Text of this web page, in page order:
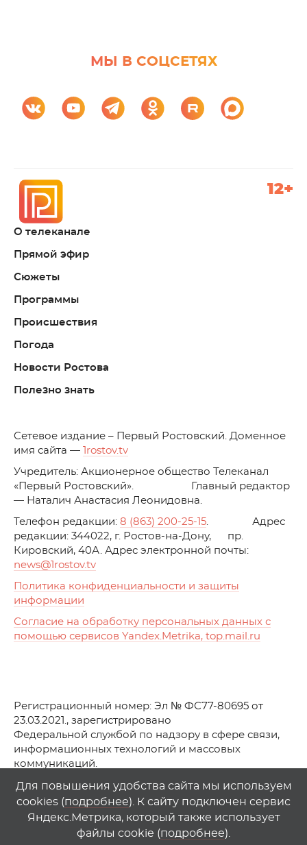
МЫ В СОЦСЕТЯХ
О телеканале
Прямой эфир
Сюжеты
Программы
Происшествия
Погода
Новости Ростова
Полезно знать
12+
Cетевое издание – Первый Ростовский. Доменное
имя сайта —
1rostov.tv
Учредитель: Акционерное общество Телеканал
«Первый Ростовский». Главный редактор
— Наталич Анастасия Леонидовна.
Телефон редакции: 8 (863) 200-25-15. Адрес
редакции: 344022, г. Ростов-на-Дону, пр.
Кировский, 40А. Адрес электронной почты:
news@1rostov.tv
Политика конфиденциальности и защиты
информации
Согласие на обработку персональных данных с
помощью сервисов Yandex.Metrika, top.mail.ru
Регистрационный номер: Эл № ФС77-80695 от
23.03.2021., зарегистрировано
Федеральной службой по надзору в сфере связи,
информационных технологий и массовых
коммуникаций.
© АО Телеканал «Первый Ростовский» (2021-2025)
Любое использование материалов сайта возможно
только при указании гиперссылки на1rostov.tv
Для повышения удобства сайта мы используем
cookies (подробнее). К сайту подключен сервис
Яндекс.Метрика, который также использует
файлы cookie (подробнее).